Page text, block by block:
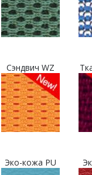
Сэндвич WZ
Эко-кожа PU